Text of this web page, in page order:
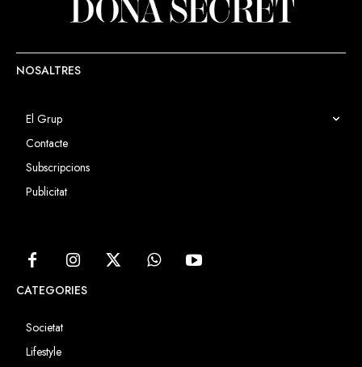
NOSALTRES
El Grup
Contacte
Subscripcions
Publicitat
CATEGORIES
Societat
Lifestyle